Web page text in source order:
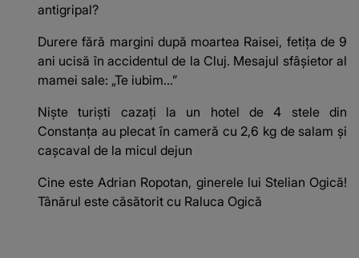
antigripal?
Durere fără margini după moartea Raisei, fetița de 9
ani ucisă în accidentul de la Cluj. Mesajul sfâșietor al
mamei sale: „Te iubim…”
Niște turiști cazați la un hotel de 4 stele din
Constanța au plecat în cameră cu 2,6 kg de salam și
cașcaval de la micul dejun
Cine este Adrian Ropotan, ginerele lui Stelian Ogică!
Tânărul este căsătorit cu Raluca Ogică